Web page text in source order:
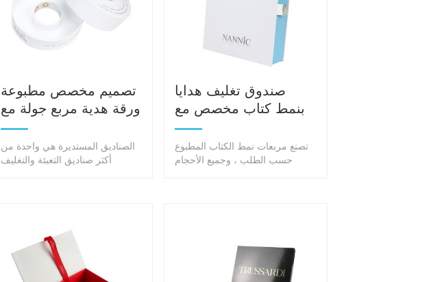
تصميم مخصص مطبوعة
ورقة هدية مربع جولة مع
الأغطية بالجملة
الصناديق المستديرة هي واحدة من
أكثر صناديق التعبئة والتغليف
صندوق تغليف هدايا
بنمط كتاب مخصص مع
قفل معدني
تصنع مربعات نمط الكتاب المطبوع
حسب الطلب ، وجميع الأحجام